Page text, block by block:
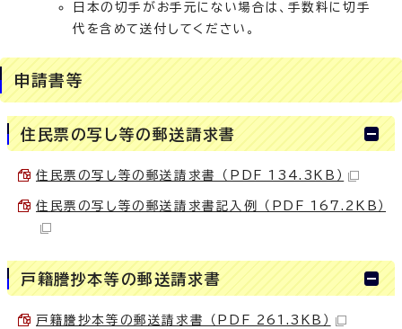
日本の切手がお手元にない場合は、手数料に切手
代を含めて送付してください。
申請書等
住民票の写し等の郵送請求書
住民票の写し等の郵送請求書 （PDF 134.3KB）
住民票の写し等の郵送請求書記入例 （PDF 167.2KB）
戸籍謄抄本等の郵送請求書
戸籍謄抄本等の郵送請求書 （PDF 261.3KB）